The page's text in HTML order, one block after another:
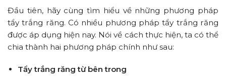
Đầu tiên, hãy cùng tìm hiểu về những phương pháp
tẩy trắng răng. Có nhiều phương pháp tẩy trắng răng
được áp dụng hiện nay. Nói về cách thực hiện, ta có thể
chia thành hai phương pháp chính như sau:
Tẩy trắng răng từ bên trong